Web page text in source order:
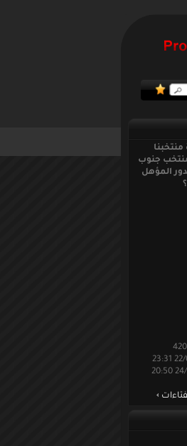
منتخب جنوب
المؤهل